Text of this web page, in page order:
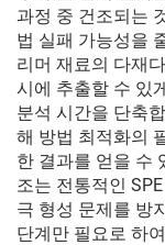
과정 중 건조되는
법 실패 가능성을
리머 재료의 다재
시에 추출할 수 있
분석 시간을 단축
해 방법 최적화의
한 결과를 얻을 수
조는 전통적인
극 형성 문제를 방
단계만 필요로 하